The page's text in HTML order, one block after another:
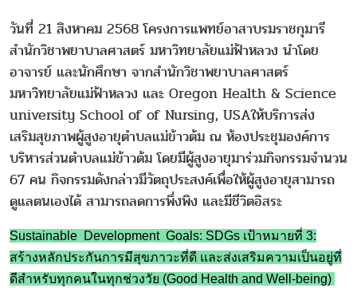
วันที่ 21 สิงหาคม 2568 โครงการแพทย์อาสาบรมราชกุมารี
สำนักวิชาพยาบาลศาสตร์ มหาวิทยาลัยแม่ฟ้าหลวง นำโดย
อาจารย์ และนักศึกษา จากสำนักวิชาพยาบาลศาสตร์
มหาวิทยาลัยแม่ฟ้าหลวง และ Oregon Health & Science
university School of of Nursing, USAให้บริการส่ง
เสริมสุขภาพผู้สูงอายุตำบลแม่ข้าวต้ม ณ ห้องประชุมองค์การ
บริหารส่วนตำบลแม่ข้าวต้ม โดยมีผู้สูงอายุมาร่วมกิจกรรมจำนวน
67 คน กิจกรรมดังกล่าวมีวัตถุประสงค์เพื่อให้ผู้สูงอายุสามารถ
ดูแลตนเองได้ สามารถลดการพึ่งพิง และมีชีวิตอิสระ
Sustainable Development Goals: SDGs เป้าหมายที่ 3:
สร้างหลักประกันการมีสุขภาวะที่ดี และส่งเสริมความเป็นอยู่ที่
ดีสำหรับทุกคนในทุกช่วงวัย (Good Health and Well-being)